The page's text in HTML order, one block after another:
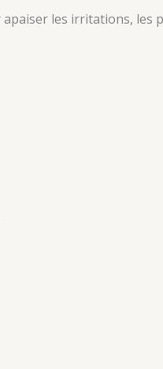
les irritations, les